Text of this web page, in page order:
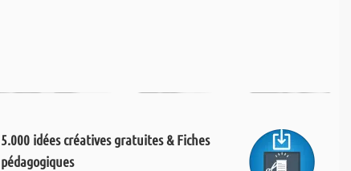
5.000 idées créatives gratuites & Fiches
pédagogiques